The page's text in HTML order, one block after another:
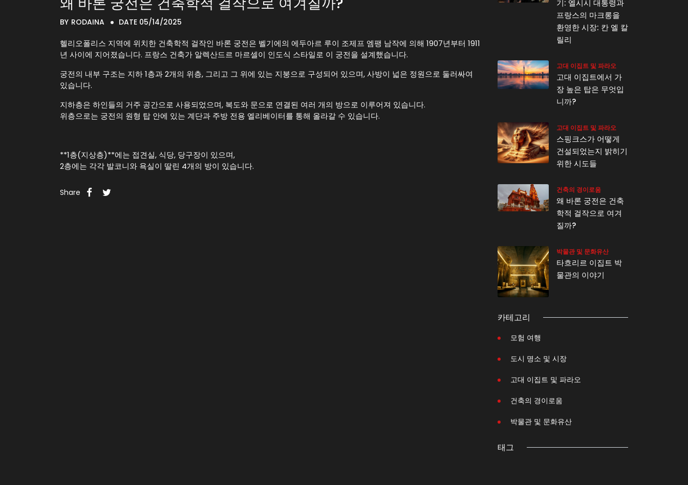
BY RODAINA DATE 05/14/2025
헬리오폴리스 지역에 위치한 건축학적 걸작인 바론 궁전은 벨기에의 에두아르 루이 조제프 엠팽 남작에 의해 1907년부터 1911
년 사이에 지어졌습니다. 프랑스 건축가 알렉산드르 마르셀이 인도식 스타일로 이 궁전을 설계했습니다.
궁전의 내부 구조는 지하 1층과 2개의 위층, 그리고 그 위에 있는 지붕으로 구성되어 있으며, 사방이 넓은 정원으로 둘러싸여
있습니다.
지하층은 하인들의 거주 공간으로 사용되었으며, 복도와 문으로 연결된 여러 개의 방으로 이루어져 있습니다.
위층으로는 궁전의 원형 탑 안에 있는 계단과 주방 전용 엘리베이터를 통해 올라갈 수 있습니다.
**1층(지상층)**에는 접견실, 식당, 당구장이 있으며,
2층에는 각각 발코니와 욕실이 딸린 4개의 방이 있습니다.
Share
기: 엘시시 대통령과
프랑스의 마크롱을
환영한 시장: 칸 엘 칼
릴리
고대 이집트 및 파라오
고대 이집트에서 가
장 높은 탑은 무엇입
니까?
고대 이집트 및 파라오
스핑크스가 어떻게
건설되었는지 밝히기
위한 시도들
건축의 경이로움
왜 바론 궁전은 건축
학적 걸작으로 여겨
질까?
박물관 및 문화유산
타흐리르 이집트 박
물관의 이야기
카테고리
모험 여행
도시 명소 및 시장
고대 이집트 및 파라오
건축의 경이로움
박물관 및 문화유산
태그